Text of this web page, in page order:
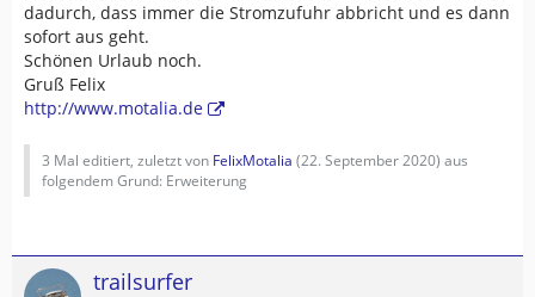
dadurch, dass immer die Stromzufuhr abbricht und es dann
sofort aus geht.
Schönen Urlaub noch.
Gruß Felix
http://www.motalia.de
3 Mal editiert, zuletzt von FelixMotalia (22. September 2020) aus
folgendem Grund: Erweiterung
trailsurfer